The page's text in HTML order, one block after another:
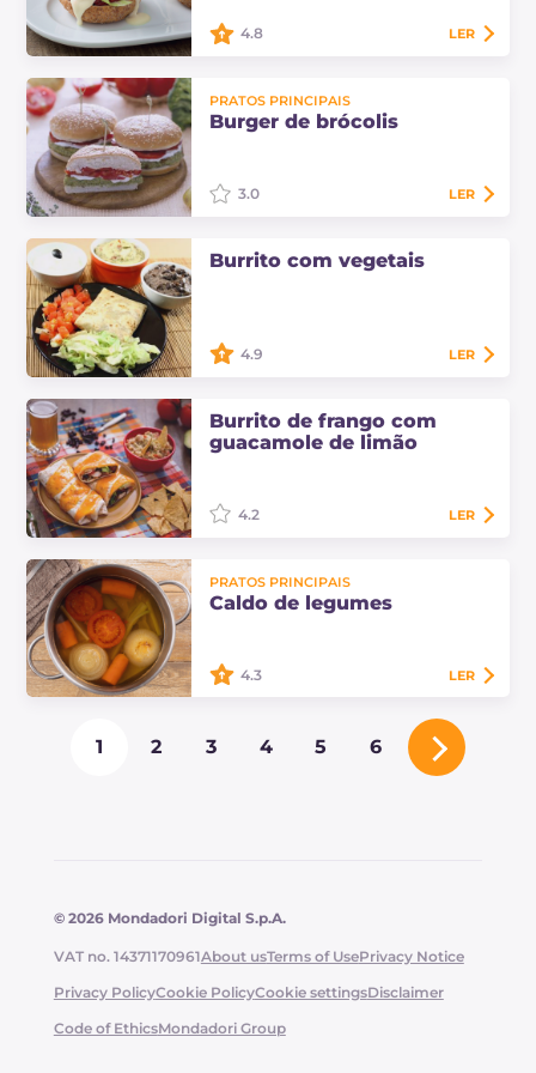
uma refeição saborosa e deliciosa;
uma ótima alternativa aos
4.8 LER
PRATOS PRINCIPAIS
Burger de brócolis
O burger de brócolis é uma
alternativa ao clássico hambúrguer
3.0 LER
Burrito com vegetais
prato típico da culinária tex-mex:
são preparados com tortillas de
farinha e depois recheados com
4.9 LER
Burrito de frango com
guacamole de limão
inspirada no México que vai
despertar suas papilas gustativas
4.2 LER
PRATOS PRINCIPAIS
Caldo de legumes
O caldo de legumes é uma receita
básica para dar sabor a risotos,
sopas e muitos outros pratos.
4.3 LER
1 2 3 4 5 6
© 2026 Mondadori Digital S.p.A.
VAT no. 14371170961About usTerms of UsePrivacy Notice
Privacy PolicyCookie PolicyCookie settingsDisclaimer
Code of EthicsMondadori Group